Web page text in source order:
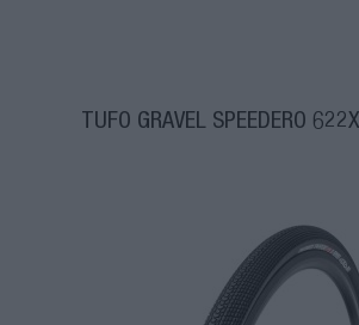
TUFO GRAVEL SPEEDERO